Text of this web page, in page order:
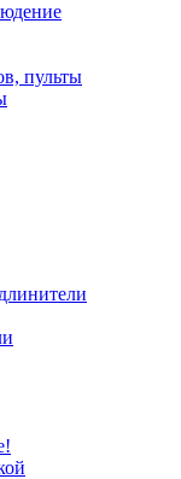
пульты